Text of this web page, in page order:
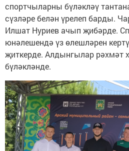
спортчыларны бүләкләү
сүзләре белән үрелеп барды.
Илшат Нуриев ачып җибәрде.
юнәлешендә үз өлешләрен
җиткерде. Алдынгылар рәхмәт
бүләкләнде.